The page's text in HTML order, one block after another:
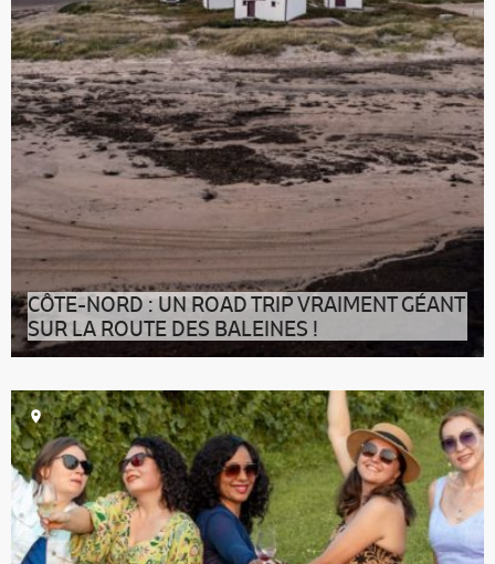
CÔTE-NORD : UN ROAD TRIP VRAIMENT GÉANT
SUR LA ROUTE DES BALEINES !
Envoûtante, l’immense Côte-Nord épouse le Saint-
Laurent sur quelque 1 250 km. On